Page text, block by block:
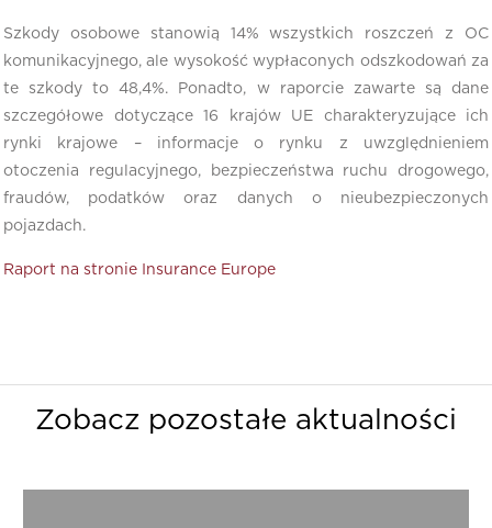
Szkody osobowe stanowią 14% wszystkich roszczeń z OC
komunikacyjnego, ale wysokość wypłaconych odszkodowań za
te szkody to 48,4%. Ponadto, w raporcie zawarte są dane
szczegółowe dotyczące 16 krajów UE charakteryzujące ich
rynki krajowe – informacje o rynku z uwzględnieniem
otoczenia regulacyjnego, bezpieczeństwa ruchu drogowego,
fraudów, podatków oraz danych o nieubezpieczonych
pojazdach.
Raport na stronie Insurance Europe
Zobacz pozostałe aktualności